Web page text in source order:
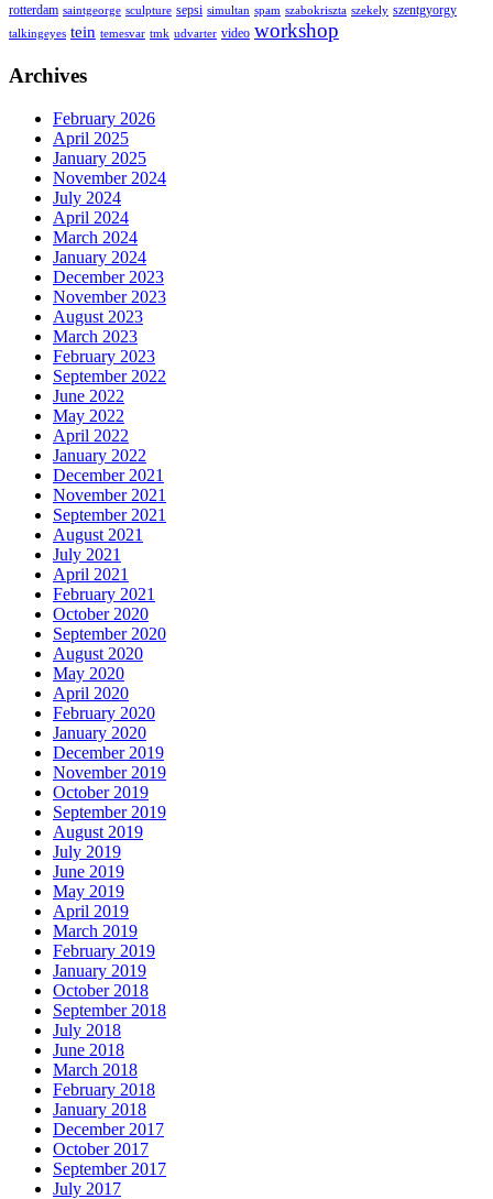
rotterdam saintgeorge sculpture sepsi simultan spam szabokriszta szekely szentgyorgy
talkingeyes tein temesvar tmk udvarter video workshop
Archives
February 2026
April 2025
January 2025
November 2024
July 2024
April 2024
March 2024
January 2024
December 2023
November 2023
August 2023
March 2023
February 2023
September 2022
June 2022
May 2022
April 2022
January 2022
December 2021
November 2021
September 2021
August 2021
July 2021
April 2021
February 2021
October 2020
September 2020
August 2020
May 2020
April 2020
February 2020
January 2020
December 2019
November 2019
October 2019
September 2019
August 2019
July 2019
June 2019
May 2019
April 2019
March 2019
February 2019
January 2019
October 2018
September 2018
July 2018
June 2018
March 2018
February 2018
January 2018
December 2017
October 2017
September 2017
July 2017